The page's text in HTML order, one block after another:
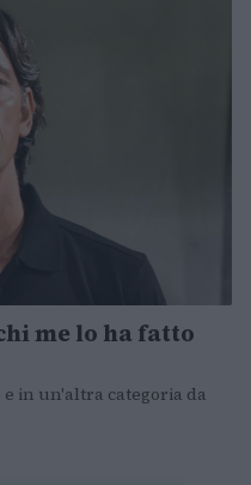
me lo ha fatto
in un'altra categoria da